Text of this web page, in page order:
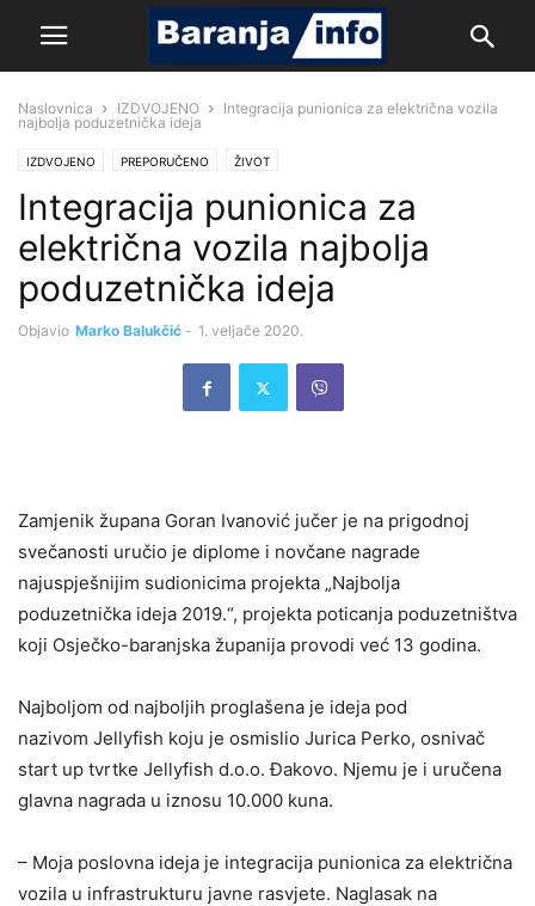
Naslovnica IZDVOJENO
Integracija punionica za električna vozila
najbolja poduzetnička ideja
IZDVOJENO PREPORUČENO ŽIVOT
Integracija punionica za
električna vozila najbolja
poduzetnička ideja
Objavio Marko Balukčić - 1. veljače 2020.
Zamjenik župana Goran Ivanović jučer je na prigodnoj
svečanosti uručio je diplome i novčane nagrade
najuspješnijim sudionicima projekta „Najbolja
poduzetnička ideja 2019.“, projekta poticanja poduzetništva
koji Osječko-baranjska županija provodi već 13 godina.
Najboljom od najboljih proglašena je ideja pod
nazivom Jellyfish koju je osmislio Jurica Perko, osnivač
start up tvrtke Jellyfish d.o.o. Đakovo. Njemu je i uručena
glavna nagrada u iznosu 10.000 kuna.
– Moja poslovna ideja je integracija punionica za električna
vozila u infrastrukturu javne rasvjete. Naglasak na